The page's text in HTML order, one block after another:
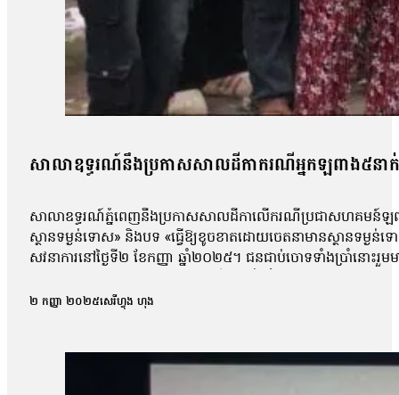
សាលាឧទ្ធរណ៍នឹងប្រកាសសាលដីកាករណីអ្នកឡពាង៥នាក់
សាលាឧទ្ធរណ៍ភ្នំពេញនឹងប្រកាសសាលដីកាលើករណីប្រជាសហគមន៍ឡពា
ស្ថានទម្ងន់ទោស» និងបទ «ធ្វើឱ្យខូចខាតដោយចេតនាមានស្ថាន
សវនាការនៅថ្ងៃទី២ ខែកញ្ញា ឆ្នាំ២០២៥។ ជនជាប់ចោទទាំងប្រ
កាសែតបន្ទាប់ពីលោកចេញពីសវនាការថា តុលាការបានចោទសួរលោក
មុនមកវាមិនសូវរំពឹងប៉ុន្មានទេ អារឿងតុលាការ រឿងយុត្តិធម៌រឿងនេ
២ កញ្ញា ២០២៥សេរីហ្វុង ហុង